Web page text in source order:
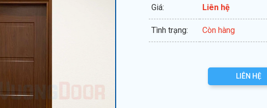
Giá: Liên hệ
Tình trạng: Còn hàng
LIÊN HỆ